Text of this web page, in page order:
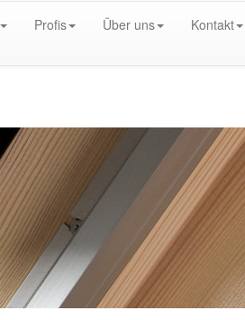
Profis Über uns Kontakt